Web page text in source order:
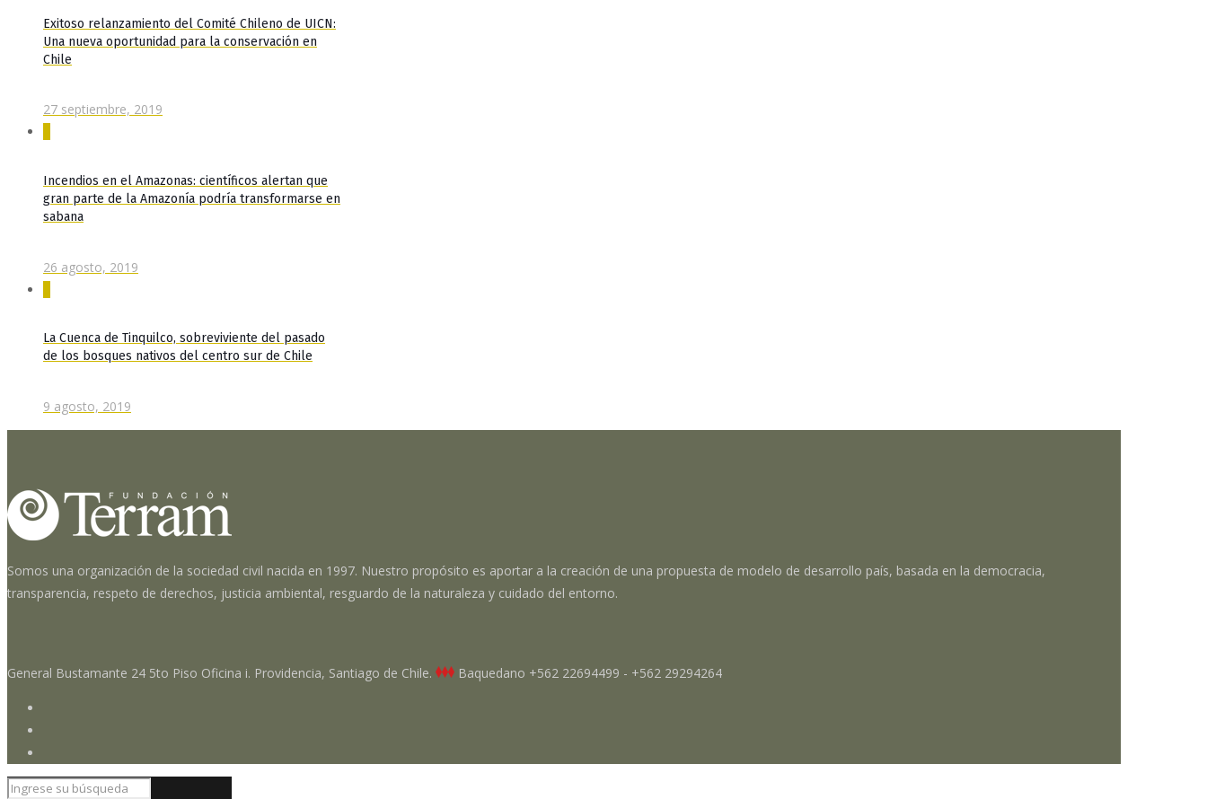
Exitoso relanzamiento del Comité Chileno de UICN:
Una nueva oportunidad para la conservación en
Chile
27 septiembre, 2019
Incendios en el Amazonas: científicos alertan que
gran parte de la Amazonía podría transformarse en
sabana
26 agosto, 2019
La Cuenca de Tinquilco, sobreviviente del pasado
de los bosques nativos del centro sur de Chile
9 agosto, 2019
Somos una organización de la sociedad civil nacida en 1997. Nuestro propósito es aportar a la creación de una propuesta de modelo de desarrollo país, basada en la democracia,
transparencia, respeto de derechos, justicia ambiental, resguardo de la naturaleza y cuidado del entorno.
General Bustamante 24 5to Piso Oficina i. Providencia, Santiago de Chile. Baquedano +562 22694499 - +562 29294264